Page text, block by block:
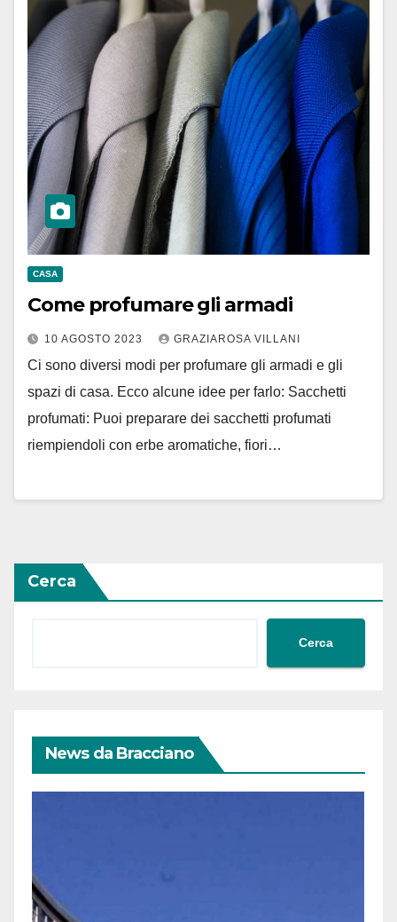
CASA
Come profumare gli armadi
10 AGOSTO 2023 GRAZIAROSA VILLANI
Ci sono diversi modi per profumare gli armadi e gli
spazi di casa. Ecco alcune idee per farlo: Sacchetti
profumati: Puoi preparare dei sacchetti profumati
riempiendoli con erbe aromatiche, fiori…
Cerca
Cerca
News da Bracciano